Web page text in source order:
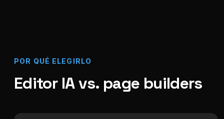
POR QUÉ ELEGIRLO
Editor IA vs. page builders